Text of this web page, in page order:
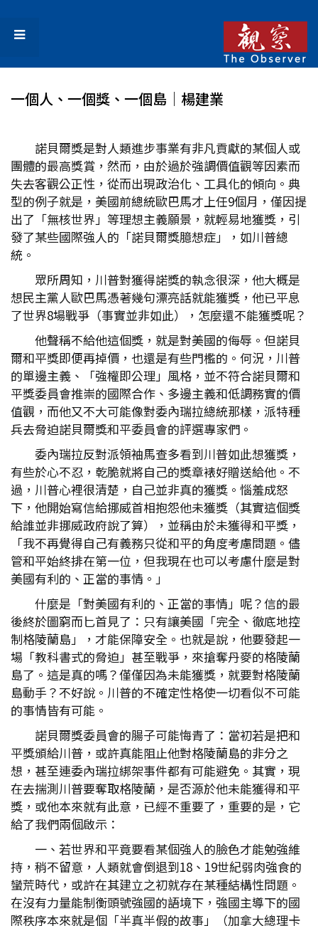
一個人、一個獎、一個島│楊建業
諾貝爾獎是對人類進步事業有非凡貢獻的某個人或
團體的最高獎賞，然而，由於過於強調價值觀等因素而
失去客觀公正性，從而出現政治化、工具化的傾向。典
型的例子就是，美國前總統歐巴馬才上任9個月，僅因提
出了「無核世界」等理想主義願景，就輕易地獲獎，引
發了某些國際強人的「諾貝爾獎臆想症」，如川普總
統。
眾所周知，川普對獲得諾獎的執念很深，他大概是
想民主黨人歐巴馬憑著幾句漂亮話就能獲獎，他已平息
了世界8場戰爭（事實並非如此），怎麼還不能獲獎呢？
他聲稱不給他這個獎，就是對美國的侮辱。但諾貝
爾和平獎即便再掉價，也還是有些門檻的。何況，川普
的單邊主義、「強權即公理」風格，並不符合諾貝爾和
平獎委員會推崇的國際合作、多邊主義和低調務實的價
值觀，而他又不大可能像對委內瑞拉總統那樣，派特種
兵去脅迫諾貝爾獎和平委員會的評選專家們。
委內瑞拉反對派領袖馬查多看到川普如此想獲獎，
有些於心不忍，乾脆就將自己的獎章裱好贈送給他。不
過，川普心裡很清楚，自己並非真的獲獎。惱羞成怒
下，他開始寫信給挪威首相抱怨他未獲獎（其實這個獎
給誰並非挪威政府說了算），並稱由於未獲得和平獎，
「我不再覺得自己有義務只從和平的角度考慮問題。儘
管和平始終排在第一位，但我現在也可以考慮什麼是對
美國有利的、正當的事情。」
什麼是「對美國有利的、正當的事情」呢？信的最
後終於圖窮而匕首見了：只有讓美國「完全、徹底地控
制格陵蘭島」，才能保障安全。也就是說，他要發起一
場「教科書式的脅迫」甚至戰爭，來搶奪丹麥的格陵蘭
島了。這是真的嗎？僅僅因為未能獲獎，就要對格陵蘭
島動手？不好說。川普的不確定性格使一切看似不可能
的事情皆有可能。
諾貝爾獎委員會的腸子可能悔青了：當初若是把和
平獎頒給川普，或許真能阻止他對格陵蘭島的非分之
想，甚至連委內瑞拉綁架事件都有可能避免。其實，現
在去揣測川普要奪取格陵蘭，是否源於他未能獲得和平
獎，或他本來就有此意，已經不重要了，重要的是，它
給了我們兩個啟示：
一、若世界和平竟要看某個強人的臉色才能勉強維
持，稍不留意，人類就會倒退到18、19世紀弱肉強食的
蠻荒時代，或許在其建立之初就存在某種結構性問題。
在沒有力量能制衡頭號強國的語境下，強國主導下的國
際秩序本來就是個「半真半假的故事」（加拿大總理卡